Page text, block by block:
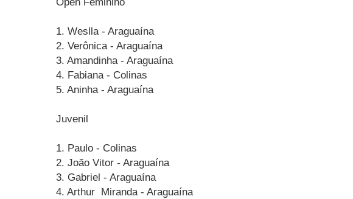
1. Weslla - Araguaína
2. Verônica - Araguaína
3. Amandinha - Araguaína
4. Fabiana - Colinas
5. Aninha - Araguaína
Juvenil
1. Paulo - Colinas
2. João Vitor - Araguaína
3. Gabriel - Araguaína
4. Arthur Miranda - Araguaína